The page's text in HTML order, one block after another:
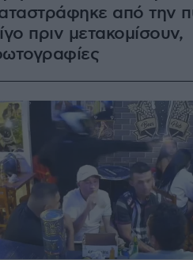
από την
πριν μετακομίσουν,